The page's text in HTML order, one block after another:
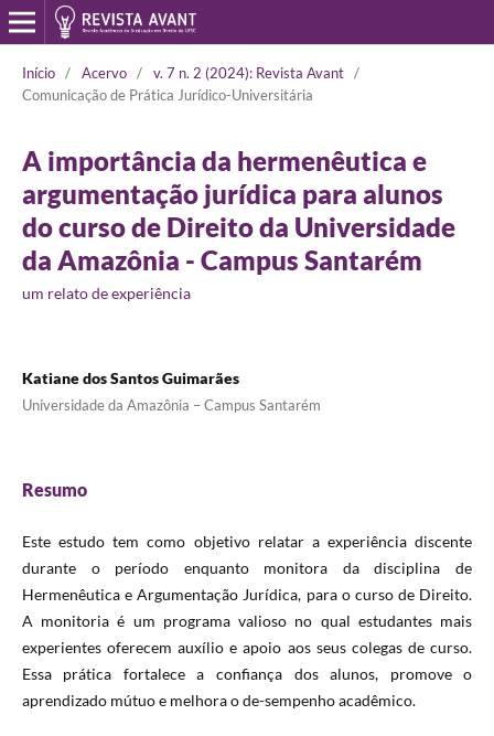
Início / Acervo / v. 7 n. 2 (2024): Revista Avant /
Comunicação de Prática Jurídico-Universitária
A importância da hermenêutica e
argumentação jurídica para alunos
do curso de Direito da Universidade
da Amazônia - Campus Santarém
um relato de experiência
Katiane dos Santos Guimarães
Universidade da Amazônia – Campus Santarém
Resumo
Este estudo tem como objetivo relatar a experiência discente
durante o período enquanto monitora da disciplina de
Hermenêutica e Argumentação Jurídica, para o curso de Direito.
A monitoria é um programa valioso no qual estudantes mais
experientes oferecem auxílio e apoio aos seus colegas de curso.
Essa prática fortalece a confiança dos alunos, promove o
aprendizado mútuo e melhora o de-sempenho acadêmico.